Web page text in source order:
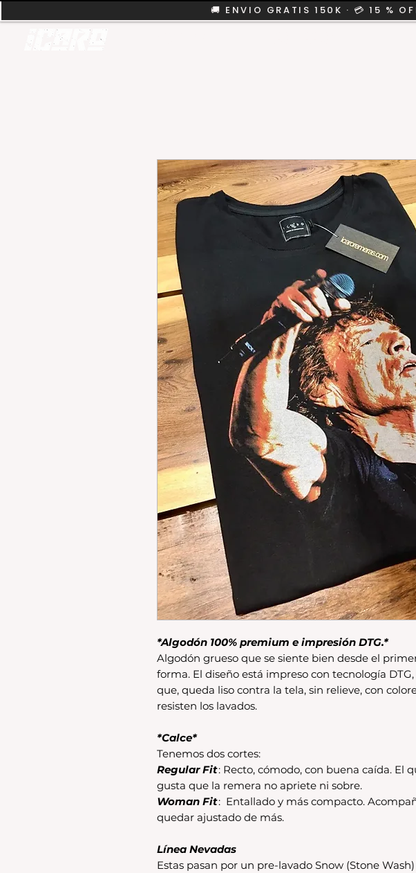
🚚 ENVIO GRATIS 150K · 💳 15 %
*Algodón 100% premium e impresión DTG.*
Algodón grueso que se siente bien desde el
forma. El diseño está impreso con tecnología
que, queda liso contra la tela, sin relieve, con
resisten los lavados.
*Calce*
Tenemos dos cortes:
Regular Fit: Recto, cómodo, con buena caída. El
gusta que la remera no apriete ni sobre.
Woman Fit: Entallado y más compacto.
quedar ajustado de más.
Línea Nevadas
Estas pasan por un pre-lavado Snow (Stone